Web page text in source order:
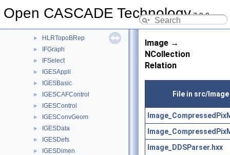
Open CASCADE Technology7.9.0
HLRBRep
► HLRTopoBRep
► IFGraph
► IFSelect
► IGESAppli
► IGESBasic
► IGESCAFControl
► IGESControl
► IGESConvGeom
► IGESData
► IGESDefs
► IGESDimen
Image →
NCollection
Relation
File in src/Image
Image_DDSParser.hxx